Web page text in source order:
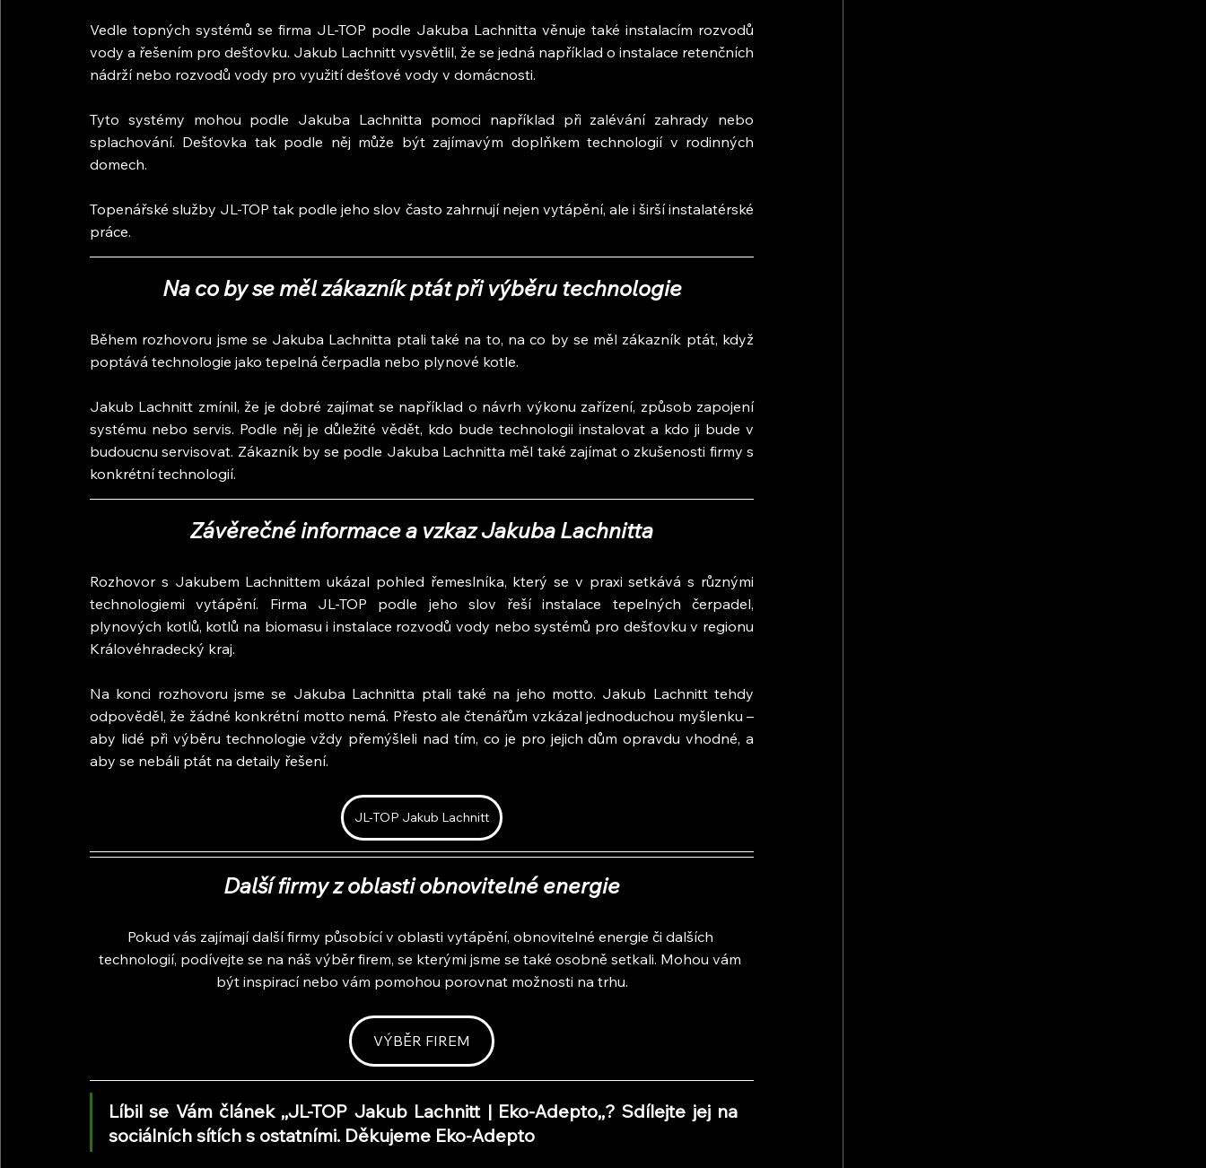
Vedle topných systémů se firma JL-TOP podle Jakuba Lachnitta věnuje také instalacím rozvodů
vody a řešením pro dešťovku. Jakub Lachnitt vysvětlil, že se jedná například o instalace retenčních
nádrží nebo rozvodů vody pro využití dešťové vody v domácnosti.
Tyto systémy mohou podle Jakuba Lachnitta pomoci například při zalévání zahrady nebo
splachování. Dešťovka tak podle něj může být zajímavým doplňkem technologií v rodinných
domech.
Topenářské služby JL-TOP tak podle jeho slov často zahrnují nejen vytápění, ale i širší instalatérské
práce.
Na co by se měl zákazník ptát při výběru technologie
Během rozhovoru jsme se Jakuba Lachnitta ptali také na to, na co by se měl zákazník ptát, když
poptává technologie jako tepelná čerpadla nebo plynové kotle.
Jakub Lachnitt zmínil, že je dobré zajímat se například o návrh výkonu zařízení, způsob zapojení
systému nebo servis. Podle něj je důležité vědět, kdo bude technologii instalovat a kdo ji bude v
budoucnu servisovat. Zákazník by se podle Jakuba Lachnitta měl také zajímat o zkušenosti firmy s
konkrétní technologií.
Závěrečné informace a vzkaz Jakuba Lachnitta
Rozhovor s Jakubem Lachnittem ukázal pohled řemeslníka, který se v praxi setkává s různými
technologiemi vytápění. Firma JL-TOP podle jeho slov řeší instalace tepelných čerpadel,
plynových kotlů, kotlů na biomasu i instalace rozvodů vody nebo systémů pro dešťovku v regionu
Královéhradecký kraj.
Na konci rozhovoru jsme se Jakuba Lachnitta ptali také na jeho motto. Jakub Lachnitt tehdy
odpověděl, že žádné konkrétní motto nemá. Přesto ale čtenářům vzkázal jednoduchou myšlenku –
aby lidé při výběru technologie vždy přemýšleli nad tím, co je pro jejich dům opravdu vhodné, a
aby se nebáli ptát na detaily řešení.
JL-TOP Jakub Lachnitt
Další firmy z oblasti obnovitelné energie
Pokud vás zajímají další firmy působící v oblasti vytápění, obnovitelné energie či dalších
technologií, podívejte se na náš výběr firem, se kterými jsme se také osobně setkali. Mohou vám
být inspirací nebo vám pomohou porovnat možnosti na trhu.
VÝBĚR FIREM
Líbil se Vám článek ,,JL-TOP Jakub Lachnitt | Eko-Adepto,,? Sdílejte jej na
sociálních sítích s ostatními. Děkujeme Eko-Adepto